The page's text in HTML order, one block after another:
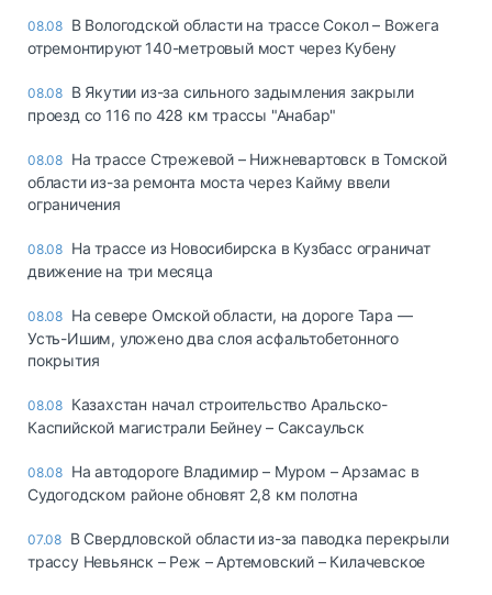
08.08 В Вологодской области на трассе Сокол – Вожега
отремонтируют 140-метровый мост через Кубену
08.08 В Якутии из-за сильного задымления закрыли
проезд со 116 по 428 км трассы "Анабар"
08.08 На трассе Стрежевой – Нижневартовск в Томской
области из-за ремонта моста через Кайму ввели
ограничения
08.08 На трассе из Новосибирска в Кузбасс ограничат
движение на три месяца
08.08 На севере Омской области, на дороге Тара —
Усть-Ишим, уложено два слоя асфальтобетонного
покрытия
08.08 Казахстан начал строительство Аральско-
Каспийской магистрали Бейнеу – Саксаульск
08.08 На автодороге Владимир – Муром – Арзамас в
Судогодском районе обновят 2,8 км полотна
07.08 В Свердловской области из-за паводка перекрыли
трассу Невьянск – Реж – Артемовский – Килачевское